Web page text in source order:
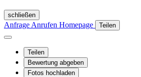
schließen
Anfrage Anrufen Homepage Teilen
Teilen
Bewertung abgeben
Fotos hochladen